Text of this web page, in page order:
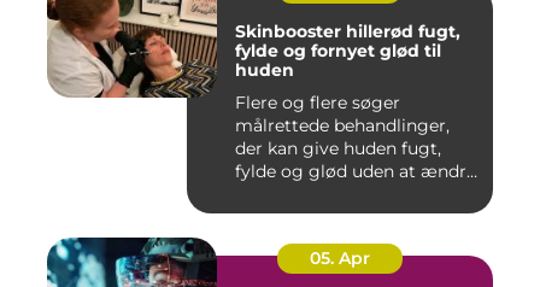
Skinbooster hillerød fugt,
fylde og fornyet glød til
huden
Flere og flere søger
målrettede behandlinger,
der kan give huden fugt,
fylde og glød uden at ændre
05. Apr